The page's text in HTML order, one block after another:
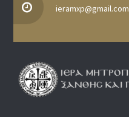
ieramxp@gmail.com